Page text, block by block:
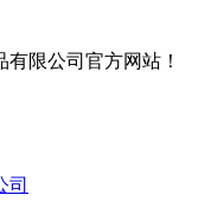
限公司官方网站！